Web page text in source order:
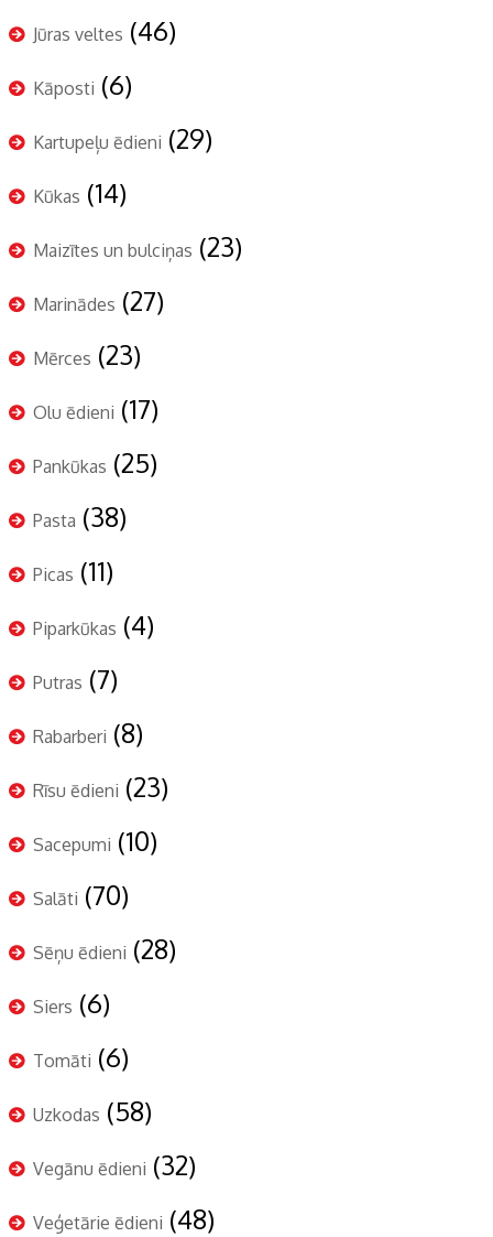
Jūras veltes (46)
Kāposti (6)
Kartupeļu ēdieni (29)
Kūkas (14)
Maizītes un bulciņas (23)
Marinādes (27)
Mērces (23)
Olu ēdieni (17)
Pankūkas (25)
Pasta (38)
Picas (11)
Piparkūkas (4)
Putras (7)
Rabarberi (8)
Rīsu ēdieni (23)
Sacepumi (10)
Salāti (70)
Sēņu ēdieni (28)
Siers (6)
Tomāti (6)
Uzkodas (58)
Vegānu ēdieni (32)
Veģetārie ēdieni (48)